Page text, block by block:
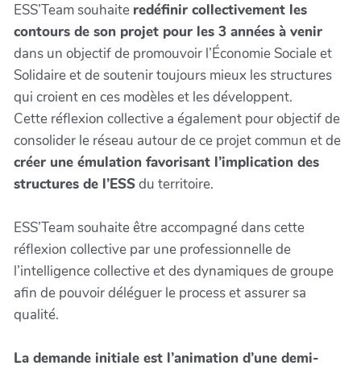
ESS’Team souhaite redéfinir collectivement les
contours de son projet pour les 3 années à venir
dans un objectif de promouvoir l’Économie Sociale et
Solidaire et de soutenir toujours mieux les structures
qui croient en ces modèles et les développent.
Cette réflexion collective a également pour objectif de
consolider le réseau autour de ce projet commun et de
créer une émulation favorisant l’implication des
structures de l’ESSdu territoire.
ESS’Team souhaite être accompagné dans cette
réflexion collective par une professionnelle de
l’intelligence collective et des dynamiques de groupe
afin de pouvoir déléguer le process et assurer sa
qualité.
La demande initiale est l’animation d’une demi-